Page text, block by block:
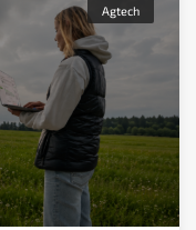
Agtech